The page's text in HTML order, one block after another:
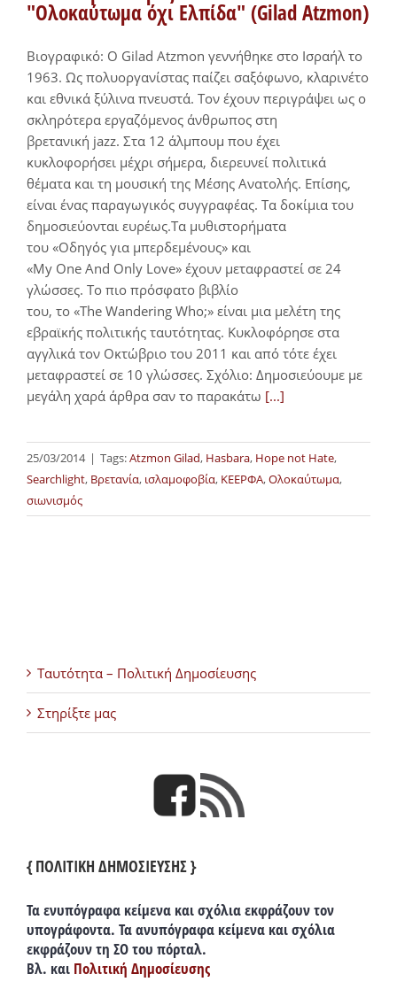
"Ολοκαύτωμα όχι Ελπίδα" (Gilad Atzmon)
Bιογραφικό: Ο Gilad Atzmon γεννήθηκε στο Ισραήλ το
1963. Ως πολυοργανίστας παίζει σαξόφωνο, κλαρινέτο
και εθνικά ξύλινα πνευστά. Τον έχουν περιγράψει ως ο
σκληρότερα εργαζόμενος άνθρωπος στη
βρετανική jazz. Στα 12 άλμπουμ που έχει
κυκλοφορήσει μέχρι σήμερα, διερευνεί πολιτικά
θέματα και τη μουσική της Μέσης Ανατολής. Επίσης,
είναι ένας παραγωγικός συγγραφέας. Τα δοκίμια του
δημοσιεύονται ευρέως.Τα μυθιστορήματα
του «Οδηγός για μπερδεμένους» και
«My One And Only Love» έχουν μεταφραστεί σε 24
γλώσσες. Το πιο πρόσφατο βιβλίο
του, το «The Wandering Who;» είναι μια μελέτη της
εβραϊκής πολιτικής ταυτότητας. Κυκλοφόρησε στα
αγγλικά τον Οκτώβριο του 2011 και από τότε έχει
μεταφραστεί σε 10 γλώσσες. Σχόλιο: Δημοσιεύουμε με
μεγάλη χαρά άρθρα σαν το παρακάτω [...]
25/03/2014 | Tags:Atzmon Gilad, Hasbara, Hope not Hate,
Searchlight, Βρετανία, ισλαμοφοβία, ΚΕΕΡΦΑ,Ολοκαύτωμα,
σιωνισμός
Ταυτότητα – Πολιτική Δημοσίευσης
Στηρίξτε μας
{ ΠΟΛΙΤΙΚΗ ΔΗΜΟΣΙΕΥΣΗΣ }
Τα ενυπόγραφα κείμενα και σχόλια εκφράζουν τον
υπογράφοντα. Τα ανυπόγραφα κείμενα και σχόλια
εκφράζουν τη ΣΟ του πόρταλ.
Βλ. και Πολιτική Δημοσίευσης